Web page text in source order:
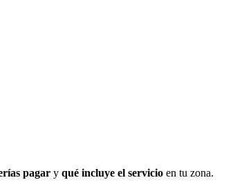
pagar y qué incluye el servicio en tu zona.